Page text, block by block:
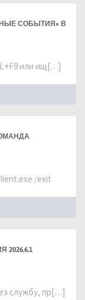
СОБЫТИЯ» В
или ищ[…]
/exit
службу, пр[…]